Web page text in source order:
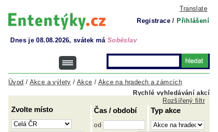
Translate
Registrace / Přihlášení
Dnes je 08.08.2026, svátek má Soběslav
Rychlé vyhledávání akcí
Úvod / Akce a výlety / Akce / Akce na hradech a zámcích
Zvolte místo Čas / období
od
Typ akce
Rozšířený filtr